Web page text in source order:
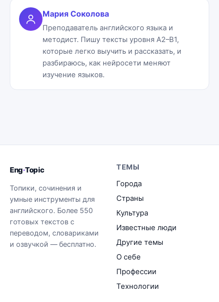
Мария Соколова
Преподаватель английского языка и
методист. Пишу тексты уровня A2–B1,
которые легко выучить и рассказать, и
разбираюсь, как нейросети меняют
изучение языков.
Eng·Topic
Топики, сочинения и
умные инструменты для
английского. Более 550
готовых текстов с
переводом, словариками
и озвучкой — бесплатно.
ТЕМЫ
Города
Страны
Культура
Известные люди
Другие темы
О себе
Профессии
Технологии